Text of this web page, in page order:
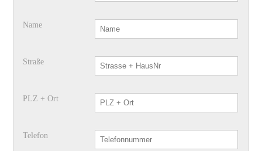
Name
Straße
PLZ + Ort
Telefon